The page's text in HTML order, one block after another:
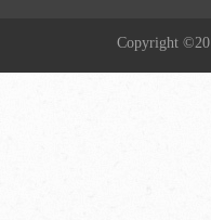
Copyright